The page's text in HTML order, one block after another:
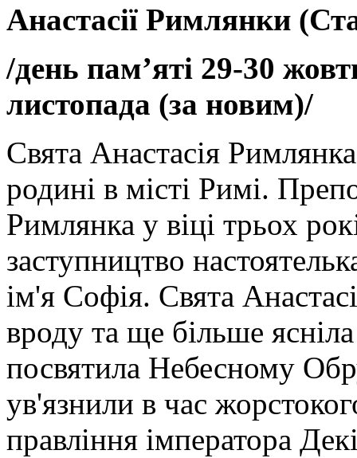
Анастасії Римлянки
/день пам’яті 29-30
листопада (за новим)/
Свята Анастасія
родині в місті Римі.
Римлянка у віці трьох
заступництво
ім'я Софія. Свята
вроду та ще більше
посвятила Небесному
ув'язнили в час
правління імператора